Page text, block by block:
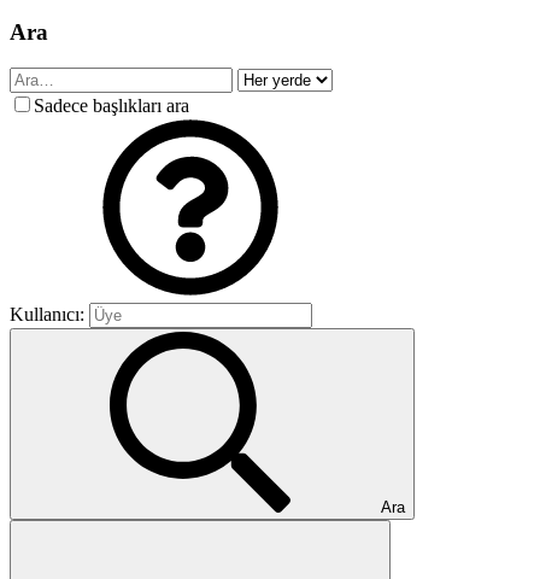
Ara
Sadece başlıkları ara
Kullanıcı:
Ara